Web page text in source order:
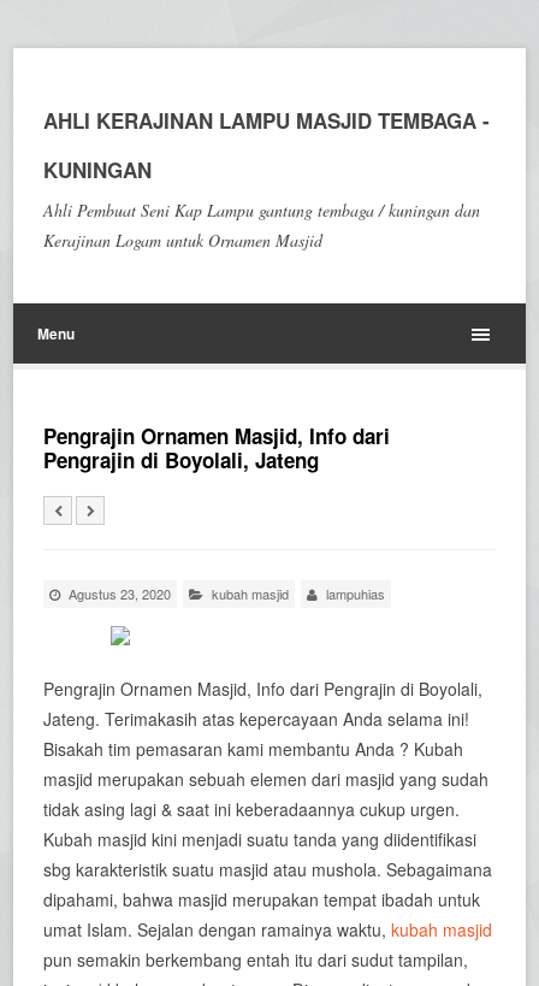
AHLI KERAJINAN LAMPU MASJID TEMBAGA -
KUNINGAN
Ahli Pembuat Seni Kap Lampu gantung tembaga / kuningan dan
Kerajinan Logam untuk Ornamen Masjid
Menu
Pengrajin Ornamen Masjid, Info dari
Pengrajin di Boyolali, Jateng
Agustus 23, 2020 kubah masjid lampuhias
Pengrajin Ornamen Masjid, Info dari Pengrajin di Boyolali,
Jateng. Terimakasih atas kepercayaan Anda selama ini!
Bisakah tim pemasaran kami membantu Anda ? Kubah
masjid merupakan sebuah elemen dari masjid yang sudah
tidak asing lagi & saat ini keberadaannya cukup urgen.
Kubah masjid kini menjadi suatu tanda yang diidentifikasi
sbg karakteristik suatu masjid atau mushola. Sebagaimana
dipahami, bahwa masjid merupakan tempat ibadah untuk
umat Islam. Sejalan dengan ramainya waktu,kubah masjid
pun semakin berkembang entah itu dari sudut tampilan,